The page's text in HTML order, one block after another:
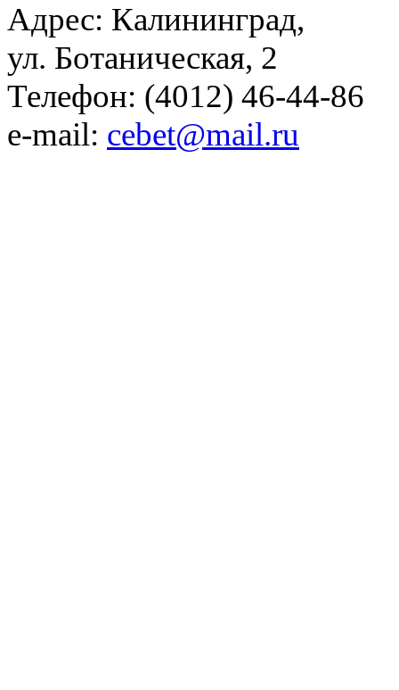
Адрес: Калининград,
ул. Ботаническая, 2
Телефон: (4012) 46-44-86
e-mail: cebet@mail.ru